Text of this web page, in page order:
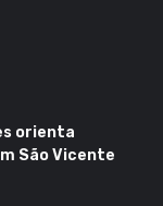
orienta
São Vicente